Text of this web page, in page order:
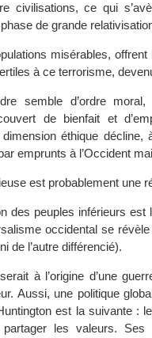
civilisations, ce qui
de grande
misérables,
à ce terrorisme,
semble d’ordre
de bienfait et
éthique décline,
emprunts à l’Occident
est probablement une
des peuples inférieurs
occidental se
de l’autre différencié).
à l’origine d’une
Aussi, une politique
est la suivante :
les valeurs. Ses